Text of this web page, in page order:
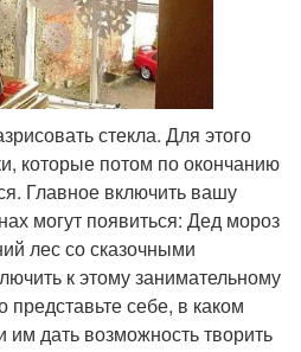
стекла. Для этого
которые потом по окончанию
Главное включить вашу
могут появиться: Дед мороз
лес со сказочными
к этому занимательному
представьте себе, в каком
им дать возможность творить